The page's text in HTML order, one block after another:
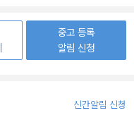
중고 등록
알림 신청
신간알림 신청